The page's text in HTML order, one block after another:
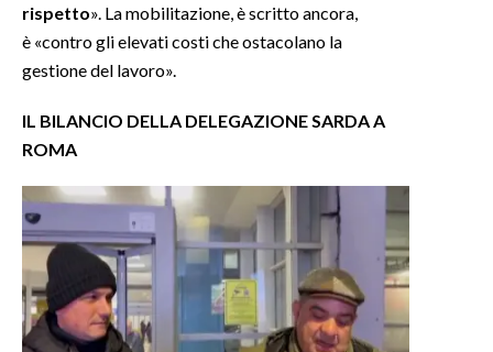
ANNUNCI
NECROLOGI
PUBBLICITÀ
SPIAGGE
STORE
rispetto». La mobilitazione, è scritto ancora,
è «contro gli elevati costi che ostacolano la
gestione del lavoro».
IL BILANCIO DELLA DELEGAZIONE SARDA A
ROMA